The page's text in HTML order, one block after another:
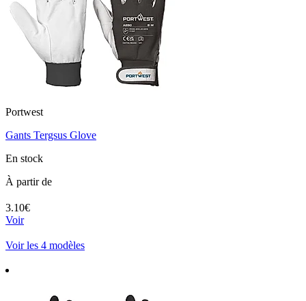
Portwest
Gants Tergsus Glove
En stock
À partir de
3.10€
Voir
Voir les 4 modèles